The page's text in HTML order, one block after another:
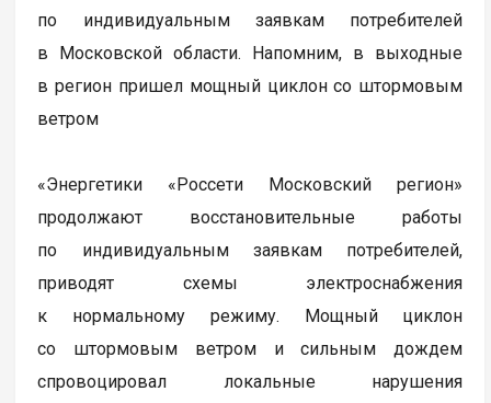
по индивидуальным заявкам потребителей
в Московской области. Напомним, в выходные
в регион пришел мощный циклон со штормовым
ветром
«Энергетики «Россети Московский регион»
продолжают восстановительные работы
по индивидуальным заявкам потребителей,
приводят схемы электроснабжения
к нормальному режиму. Мощный циклон
со штормовым ветром и сильным дождем
спровоцировал локальные нарушения